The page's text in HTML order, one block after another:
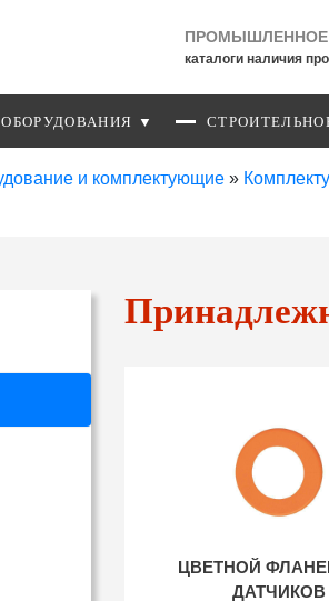
ПРОМЫШЛЕННОЕ
каталоги наличия
▼
и комплектующие »
ЦВЕТНОЙ
ДАТЧИКОВ